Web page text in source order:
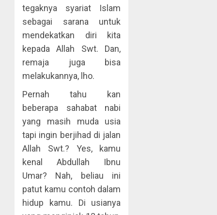
tegaknya syariat Islam
sebagai sarana untuk
mendekatkan diri kita
kepada Allah Swt. Dan,
remaja juga bisa
melakukannya, lho.
Pernah tahu kan
beberapa sahabat nabi
yang masih muda usia
tapi ingin berjihad di jalan
Allah Swt.? Yes, kamu
kenal Abdullah Ibnu
Umar? Nah, beliau ini
patut kamu contoh dalam
hidup kamu. Di usianya